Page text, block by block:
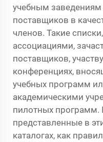
учебным заведениям
поставщиков в
членов. Такие
ассоциациями,
поставщиков,
конференциях,
учебных программ
академическими
пилотных программ.
представленные в
каталогах, как